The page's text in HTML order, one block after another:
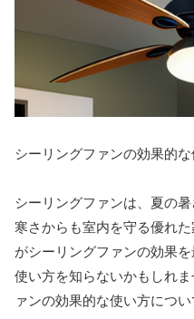
シーリングファンの効果的
シーリングファンは、夏の
寒さからも室内を守る優れ
がシーリングファンの効果
使い方を知らないかもしれ
ァンの効果的な使い方につい